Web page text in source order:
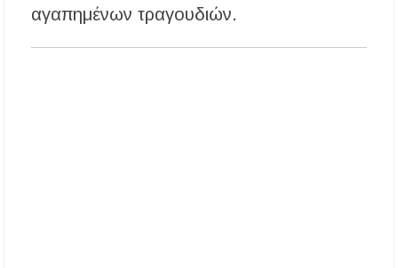
ΑΝ.ΕΤ.ΧΑ.: Παρατείνεται η προθεσμία
υποβολής προτάσεων στο πλαίσιο του LEADER
αγαπημένων τραγουδιών.